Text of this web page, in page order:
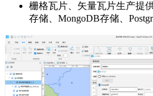
栅格瓦片、矢量瓦片生产提
存储、MongoDB存储、